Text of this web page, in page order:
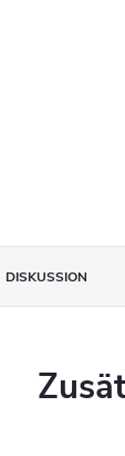
DISKUSSION